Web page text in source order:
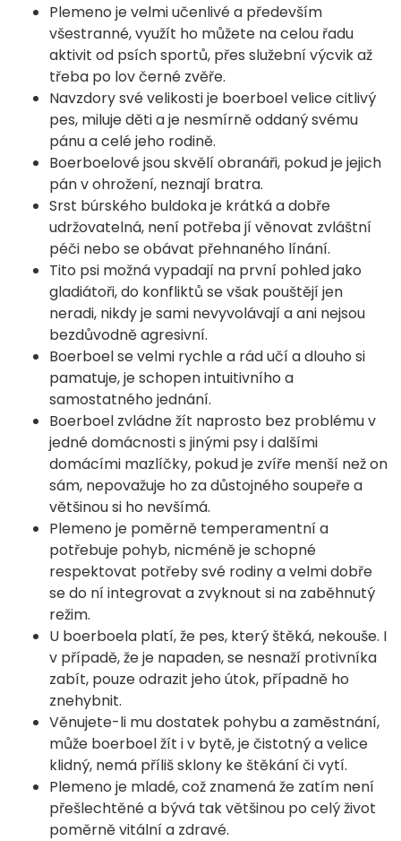
Plemeno je velmi učenlivé a především
všestranné, využít ho můžete na celou řadu
aktivit od psích sportů, přes služební výcvik až
třeba po lov černé zvěře.
Navzdory své velikosti je boerboel velice citlivý
pes, miluje děti a je nesmírně oddaný svému
pánu a celé jeho rodině.
Boerboelové jsou skvělí obranáři, pokud je jejich
pán v ohrožení, neznají bratra.
Srst búrského buldoka je krátká a dobře
udržovatelná, není potřeba jí věnovat zvláštní
péči nebo se obávat přehnaného línání.
Tito psi možná vypadají na první pohled jako
gladiátoři, do konfliktů se však pouštějí jen
neradi, nikdy je sami nevyvolávají a ani nejsou
bezdůvodně agresivní.
Boerboel se velmi rychle a rád učí a dlouho si
pamatuje, je schopen intuitivního a
samostatného jednání.
Boerboel zvládne žít naprosto bez problému v
jedné domácnosti s jinými psy i dalšími
domácími mazlíčky, pokud je zvíře menší než on
sám, nepovažuje ho za důstojného soupeře a
většinou si ho nevšímá.
Plemeno je poměrně temperamentní a
potřebuje pohyb, nicméně je schopné
respektovat potřeby své rodiny a velmi dobře
se do ní integrovat a zvyknout si na zaběhnutý
režim.
U boerboela platí, že pes, který štěká, nekouše. I
v případě, že je napaden, se nesnaží protivníka
zabít, pouze odrazit jeho útok, případně ho
znehybnit.
Věnujete-li mu dostatek pohybu a zaměstnání,
může boerboel žít i v bytě, je čistotný a velice
klidný, nemá příliš sklony ke štěkání či vytí.
Plemeno je mladé, což znamená že zatím není
přešlechtěné a bývá tak většinou po celý život
poměrně vitální a zdravé.